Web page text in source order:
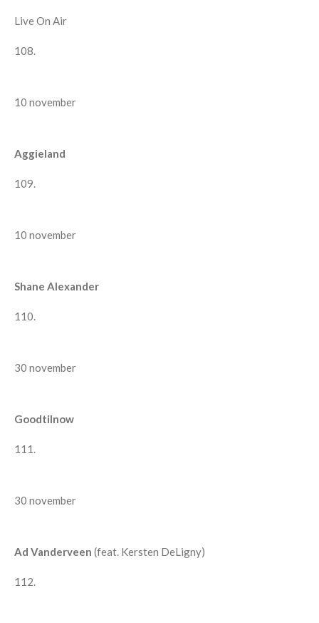
Live On Air
108.
10 november
Aggieland
109.
10 november
Shane Alexander
110.
30 november
Goodtilnow
111.
30 november
Ad Vanderveen (feat. Kersten DeLigny)
112.